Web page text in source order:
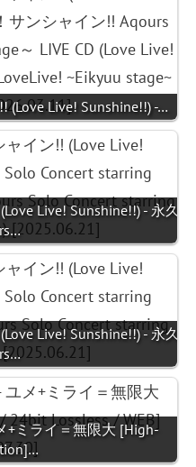
(Love Live! Sunshine!!) -…
Live! Sunshine!!) - 永久
Live! Sunshine!!) - 永久
+ミライ＝無限大 [High-